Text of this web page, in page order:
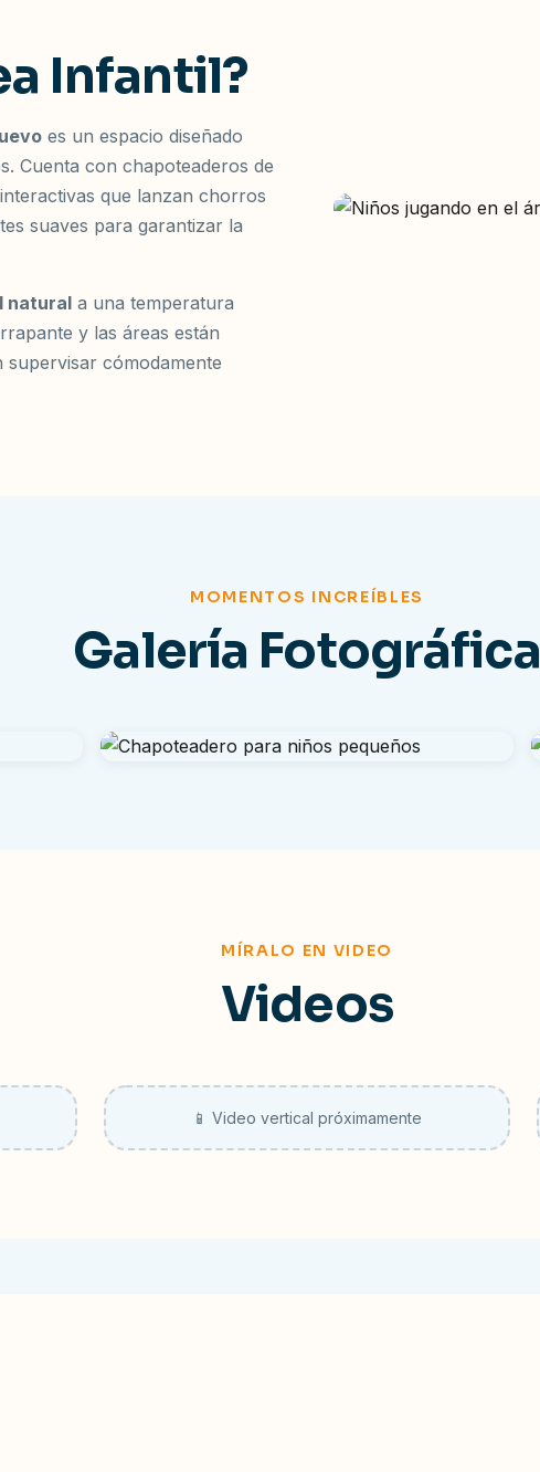
Infantil?
es un espacio diseñado
Cuenta con chapoteaderos de
que lanzan chorros
suaves para garantizar la
natural a una temperatura
y las áreas están
supervisar cómodamente
MOMENTOS INCREÍBLES
Galería Fotográfica
MÍRALO EN VIDEO
Videos
📱 Video vertical próximamente